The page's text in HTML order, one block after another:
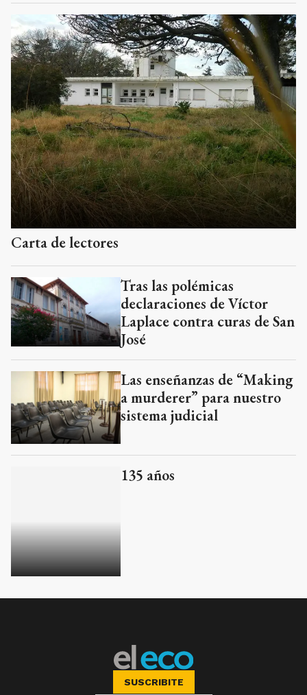
Carta de lectores
Tras las polémicas
declaraciones de Víctor
Laplace contra curas de San
José
Las enseñanzas de “Making
a murderer” para nuestro
sistema judicial
135 años
SUSCRIBITE